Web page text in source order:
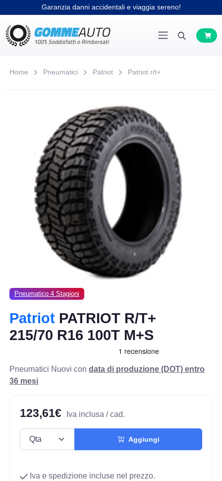
Garanzia danni accidentali e viaggia sereno!
Home Pneumatici Patriot Patriot r/t+
Pneumatico 4 Stagioni
Patriot PATRIOT R/T+
215/70 R16 100T M+S
Pneumatici Nuovi condata di produzione (DOT) entro
36 mesi
123,61€ Iva inclusa / cad.
Aggiungi
Iva e spedizione incluse nel prezzo.